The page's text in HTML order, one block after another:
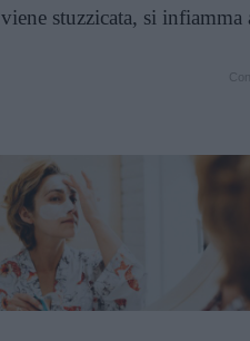
viene stuzzicata, si